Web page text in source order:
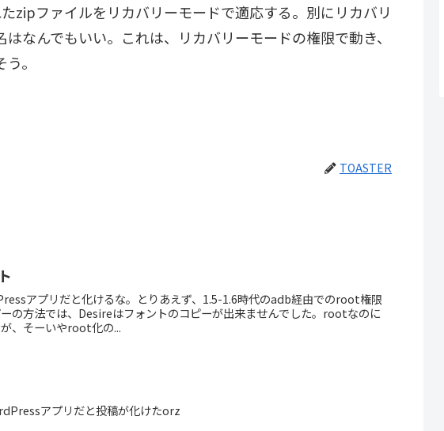
zipファイルをリカバリーモードで適応する。別にリカバリ
なんでもいい。これは、リカバリーモードの権限で動き、
。
TOASTER
アプリだと化けるな。とりあえず、1.5-1.6時代のadb経由でのroot権限
の方法では、Desireはフォントのコピーが出来ませんでした。rootなのに
、そーいやroot化の...
アプリだと投稿が化けたorz